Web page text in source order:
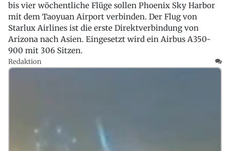
bis vier wöchentliche Flüge sollen Phoenix Sky Harbor
mit dem Taoyuan Airport verbinden. Der Flug von
Starlux Airlines ist die erste Direktverbindung von
Arizona nach Asien. Eingesetzt wird ein Airbus A350-
900 mit 306 Sitzen.
Redaktion